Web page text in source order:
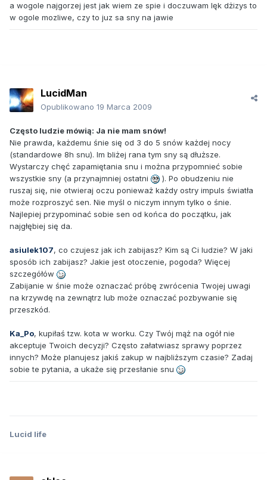
a wogole najgorzej jest jak wiem ze spie i doczuwam lęk dżizys to
w ogole mozliwe, czy to juz sa sny na jawie
LucidMan
Opublikowano 19 Marca 2009
Często ludzie mówią: Ja nie mam snów!
Nie prawda, każdemu śnie się od 3 do 5 snów każdej nocy
(standardowe 8h snu). Im bliżej rana tym sny są dłuższe.
Wystarczy chęć zapamiętania snu i można przypomnieć sobie
wszystkie sny (a przynajmniej ostatni
). Po obudzeniu nie
ruszaj się, nie otwieraj oczu ponieważ każdy ostry impuls światła
może rozproszyć sen. Nie myśl o niczym innym tylko o śnie.
Najlepiej przypominać sobie sen od końca do początku, jak
najgłębiej się da.
asiulek107, co czujesz jak ich zabijasz? Kim są Ci ludzie? W jaki
sposób ich zabijasz? Jakie jest otoczenie, pogoda? Więcej
szczegółów
Zabijanie w śnie może oznaczać próbę zwrócenia Twojej uwagi
na krzywdę na zewnątrz lub może oznaczać pozbywanie się
przeszkód.
Ka_Po, kupiłaś tzw. kota w worku. Czy Twój mąż na ogół nie
akceptuje Twoich decyzji? Często załatwiasz sprawy poprzez
innych? Może planujesz jakiś zakup w najbliższym czasie? Zadaj
sobie te pytania, a ukaże się przesłanie snu
Lucid life